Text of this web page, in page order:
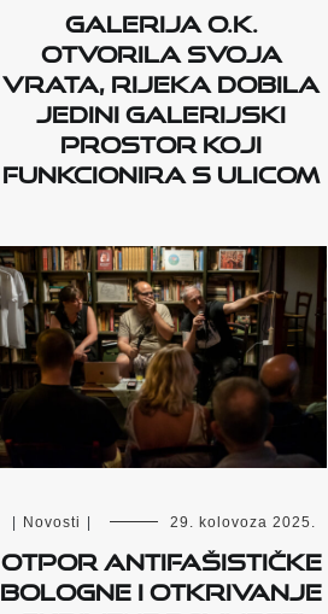
Galerija O.K.
otvorila svoja
vrata, Rijeka dobila
jedini galerijski
prostor koji
funkcionira s ulicom
| Novosti | 29. kolovoza 2025.
Otpor antifašističke
Bologne i otkrivanje